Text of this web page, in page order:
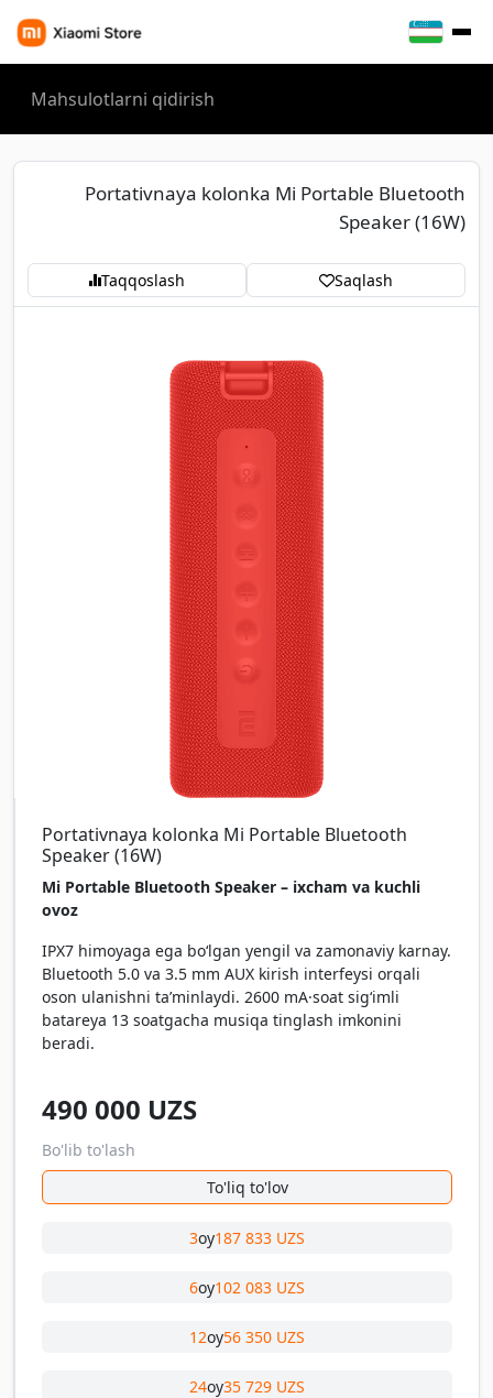
Portativnaya kolonka Mi Portable Bluetooth
Speaker (16W)
Taqqoslash Saqlash
Portativnaya kolonka Mi Portable Bluetooth
Speaker (16W)
Mi Portable Bluetooth Speaker – ixcham va kuchli
ovoz
IPX7 himoyaga ega bo‘lgan yengil va zamonaviy karnay.
Bluetooth 5.0 va 3.5 mm AUX kirish interfeysi orqali
oson ulanishni ta’minlaydi. 2600 mA·soat sig‘imli
batareya 13 soatgacha musiqa tinglash imkonini
beradi.
490 000 UZS
Bo'lib to'lash
To'liq to'lov
3oy187 833 UZS
6oy102 083 UZS
12oy56 350 UZS
24oy35 729 UZS